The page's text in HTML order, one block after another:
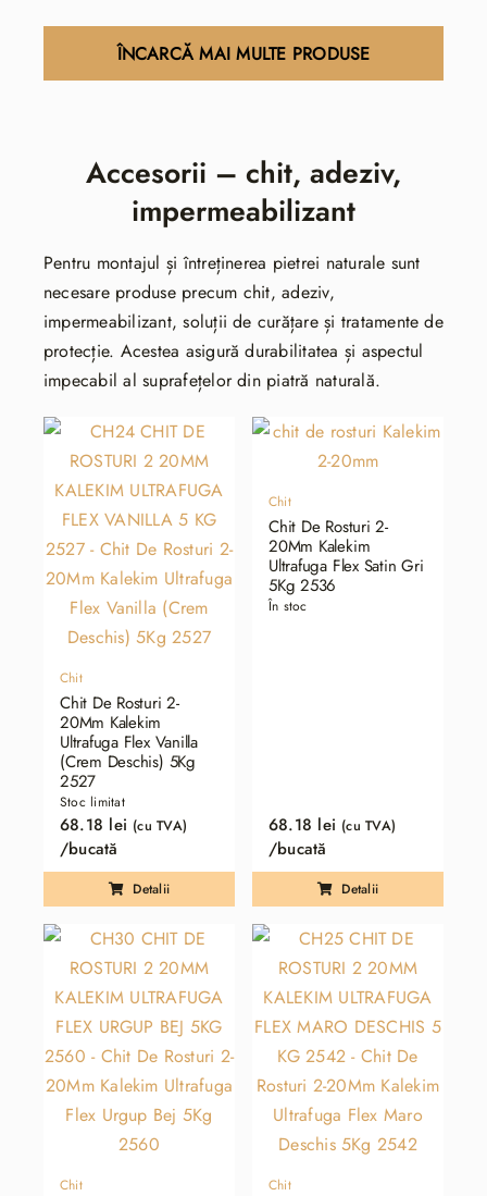
245.39 lei.
ÎNCARCĂ MAI MULTE PRODUSE
Accesorii – chit, adeziv,
impermeabilizant
Pentru montajul și întreținerea pietrei naturale sunt
necesare produse precum chit, adeziv,
impermeabilizant, soluții de curățare și tratamente de
protecție. Acestea asigură durabilitatea și aspectul
impecabil al suprafețelor din piatră naturală.
Chit
Chit De Rosturi 2-
20Mm Kalekim
Ultrafuga Flex Vanilla
(Crem Deschis) 5Kg
2527
Stoc limitat
68.18 lei (cu TVA)
/bucată
Detalii
Chit
Chit De Rosturi 2-
20Mm Kalekim
Ultrafuga Flex Satin Gri
5Kg 2536
În stoc
68.18 lei (cu TVA)
/bucată
Detalii
Chit Chit